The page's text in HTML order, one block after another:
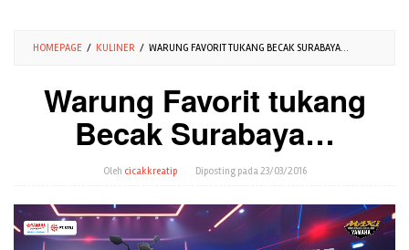
HOMEPAGE / KULINER / WARUNG FAVORIT TUKANG BECAK SURABAYA…
Warung Favorit tukang
Becak Surabaya…
Oleh cicakkreatip Diposting pada23/03/2016